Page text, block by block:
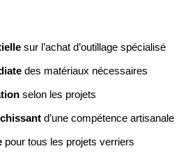
sur l’achat d’outillage spécialisé
des matériaux nécessaires
selon les projets
d’une compétence artisanale
pour tous les projets verriers